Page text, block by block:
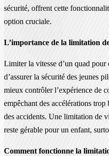
sécurité, offrent cette
option cruciale.
L’importance de la limitation
Limiter la vitesse d’un quad pour
d’assurer la sécurité des jeunes
mieux contrôler l’expérience de
empêchant des accélérations
des accidents. Une limitation de
reste gérable pour un enfant,
Comment fonctionne la